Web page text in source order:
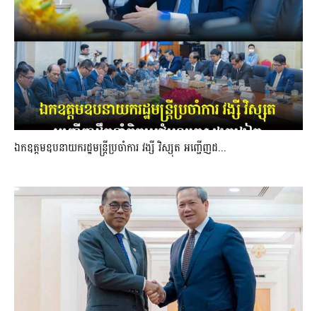
ឯកឧត្តមឧបនាយករដ្ឋមន្រ្តីប្រចាំការ វង្សី វិស្សុត អញ្ជើញដ...